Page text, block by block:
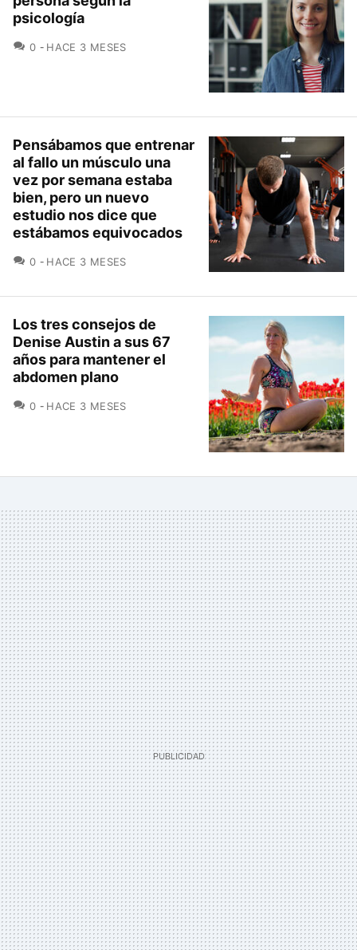
psicología
0 COMENTARIOS
HACE 3 MESES
Pensábamos que entrenar
al fallo un músculo una
vez por semana estaba
bien, pero un nuevo
estudio nos dice que
estábamos equivocados
0 COMENTARIOS
HACE 3 MESES
Los tres consejos de
Denise Austin a sus 67
años para mantener el
abdomen plano
0 COMENTARIOS
HACE 3 MESES